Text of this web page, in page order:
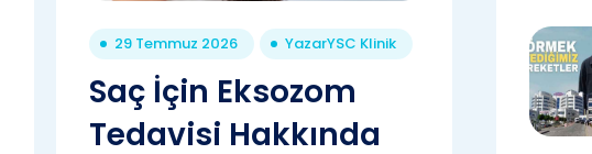
29 Temmuz 2026 YazarYSC Klinik
Saç İçin Eksozom
Tedavisi Hakkında